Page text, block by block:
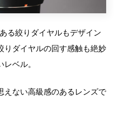
る絞りダイヤルもデザイン
りダイヤルの回す感触も絶妙
ベル。
えない高級感のあるレンズで